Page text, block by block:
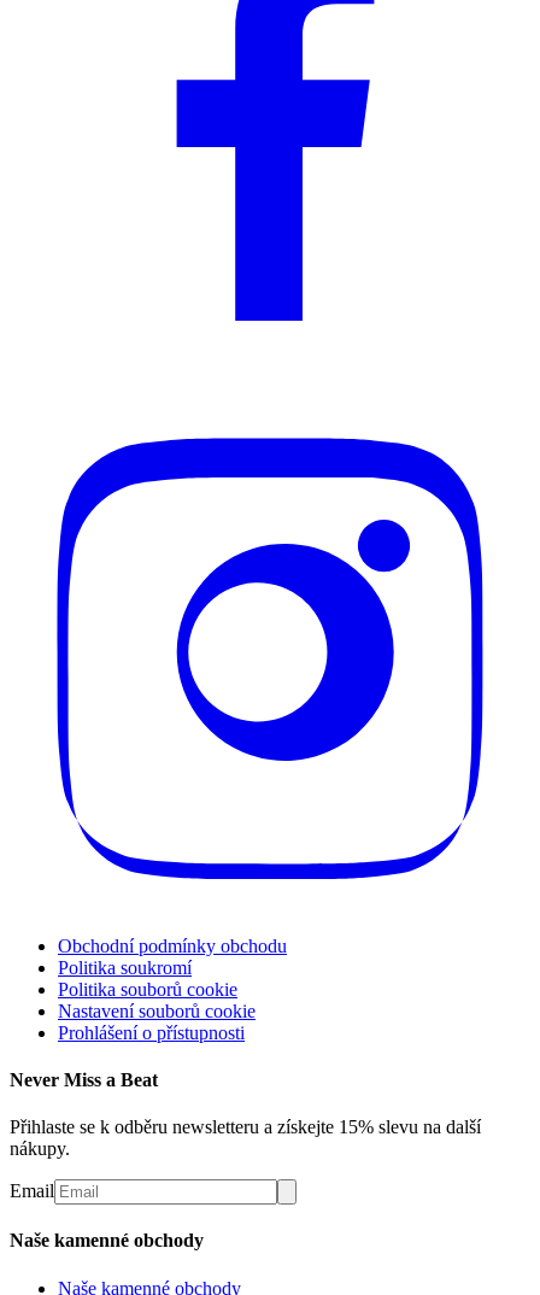
Obchodní podmínky obchodu
Politika soukromí
Politika souborů cookie
Nastavení souborů cookie
Prohlášení o přístupnosti
Never Miss a Beat
Přihlaste se k odběru newsletteru a získejte 15% slevu na další
nákupy.
Email
Naše kamenné obchody
Naše kamenné obchody